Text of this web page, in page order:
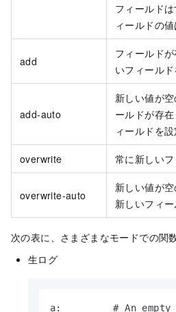
フィールド
ィールドの
add
フィールド
いフィールド
add-auto
新しい値が
ールドが存
ィールドを設
overwrite 常に新しいフ
overwrite-auto
新しい値が空
新しいフィー
次の表に、さまざまなモードでの関
生ログ
a:         # An empty